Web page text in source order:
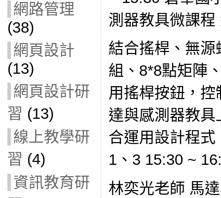
網路管理
(38)
網頁設計
(13)
網頁設計研
習 (13)
線上教學研
習 (4)
資訊教育研
測器教具微課
結合搖桿、無
組、8*8點矩陣
用搖桿按鈕，
達與感測器教
合運用設計程
1、3 15:30 ~
林奕光老師 馬